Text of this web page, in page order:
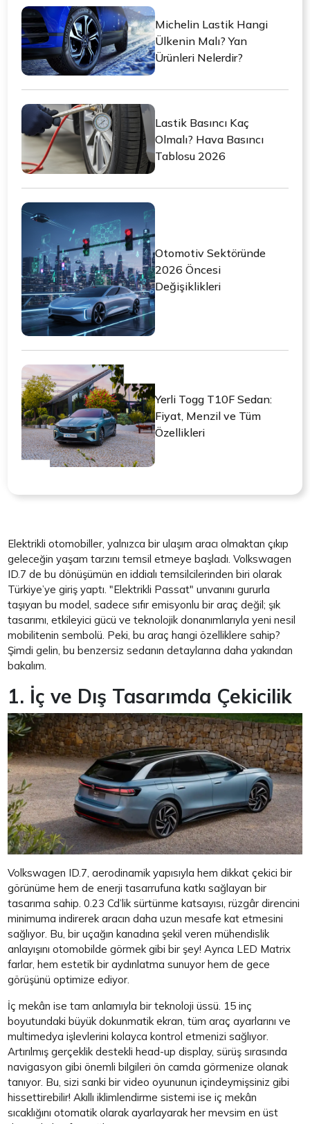
Michelin Lastik Hangi
Ülkenin Malı? Yan
Ürünleri Nelerdir?
Lastik Basıncı Kaç
Olmalı? Hava Basıncı
Tablosu 2026
Otomotiv Sektöründe
2026 Öncesi
Değişiklikleri
Yerli Togg T10F Sedan:
Fiyat, Menzil ve Tüm
Özellikleri
Elektrikli otomobiller, yalnızca bir ulaşım aracı olmaktan çıkıp
geleceğin yaşam tarzını temsil etmeye başladı. Volkswagen
ID.7 de bu dönüşümün en iddialı temsilcilerinden biri olarak
Türkiye’ye giriş yaptı. "Elektrikli Passat" unvanını gururla
taşıyan bu model, sadece sıfır emisyonlu bir araç değil; şık
tasarımı, etkileyici gücü ve teknolojik donanımlarıyla yeni nesil
mobilitenin sembolü. Peki, bu araç hangi özelliklere sahip?
Şimdi gelin, bu benzersiz sedanın detaylarına daha yakından
bakalım.
1. İç ve Dış Tasarımda Çekicilik
Volkswagen ID.7, aerodinamik yapısıyla hem dikkat çekici bir
görünüme hem de enerji tasarrufuna katkı sağlayan bir
tasarıma sahip. 0.23 Cd’lik sürtünme katsayısı, rüzgâr direncini
minimuma indirerek aracın daha uzun mesafe kat etmesini
sağlıyor. Bu, bir uçağın kanadına şekil veren mühendislik
anlayışını otomobilde görmek gibi bir şey! Ayrıca LED Matrix
farlar, hem estetik bir aydınlatma sunuyor hem de gece
görüşünü optimize ediyor.
İç mekân ise tam anlamıyla bir teknoloji üssü. 15 inç
boyutundaki büyük dokunmatik ekran, tüm araç ayarlarını ve
multimedya işlevlerini kolayca kontrol etmenizi sağlıyor.
Artırılmış gerçeklik destekli head-up display, sürüş sırasında
navigasyon gibi önemli bilgileri ön camda görmenize olanak
tanıyor. Bu, sizi sanki bir video oyununun içindeymişsiniz gibi
hissettirebilir! Akıllı iklimlendirme sistemi ise iç mekân
sıcaklığını otomatik olarak ayarlayarak her mevsim en üst